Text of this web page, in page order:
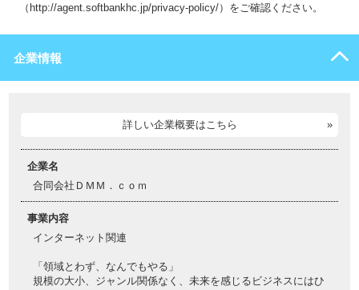
（http://agent.softbankhc.jp/privacy-policy/）をご確認ください。
企業情報
詳しい企業概要はこちら
企業名
合同会社ＤＭＭ．ｃｏｍ
事業内容
インターネット関連
「領域とわず、なんでもやる」
規模の大小、ジャンル関係なく、未来を感じるビジネスにはひ